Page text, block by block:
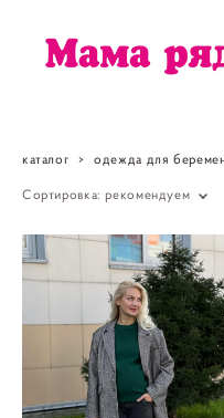
каталог > одежда для
Сортировка: рекомендуем